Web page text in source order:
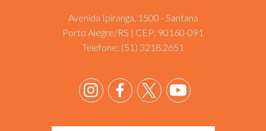
Avenida Ipiranga, 1500 - Santana
Porto Alegre/RS | CEP: 90160-091
Telefone: (51) 3218.2651